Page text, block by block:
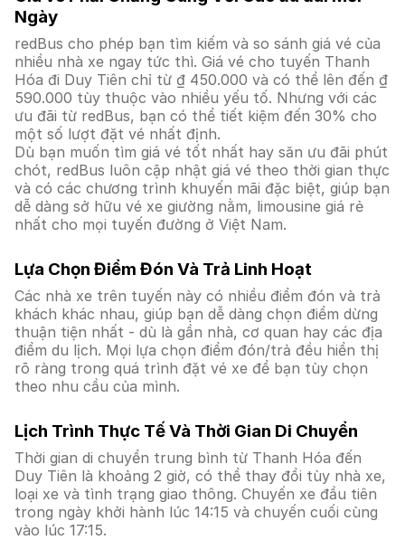
Ngày
redBus cho phép bạn tìm kiếm và so sánh giá vé của
nhiều nhà xe ngay tức thì. Giá vé cho tuyến Thanh
Hóa đi Duy Tiên chỉ từ ₫ 450.000 và có thể lên đến ₫
590.000 tùy thuộc vào nhiều yếu tố. Nhưng với các
ưu đãi từ redBus, bạn có thể tiết kiệm đến 30% cho
một số lượt đặt vé nhất định.
Dù bạn muốn tìm giá vé tốt nhất hay săn ưu đãi phút
chót, redBus luôn cập nhật giá vé theo thời gian thực
và có các chương trình khuyến mãi đặc biệt, giúp bạn
dễ dàng sở hữu vé xe giường nằm, limousine giá rẻ
nhất cho mọi tuyến đường ở Việt Nam.
Lựa Chọn Điểm Đón Và Trả Linh Hoạt
Các nhà xe trên tuyến này có nhiều điểm đón và trả
khách khác nhau, giúp bạn dễ dàng chọn điểm dừng
thuận tiện nhất - dù là gần nhà, cơ quan hay các địa
điểm du lịch. Mọi lựa chọn điểm đón/trả đều hiển thị
rõ ràng trong quá trình đặt vé xe để bạn tùy chọn
theo nhu cầu của mình.
Lịch Trình Thực Tế Và Thời Gian Di Chuyển
Thời gian di chuyển trung bình từ Thanh Hóa đến
Duy Tiên là khoảng 2 giờ, có thể thay đổi tùy nhà xe,
loại xe và tình trạng giao thông. Chuyến xe đầu tiên
trong ngày khởi hành lúc 14:15 và chuyến cuối cùng
vào lúc 17:15.